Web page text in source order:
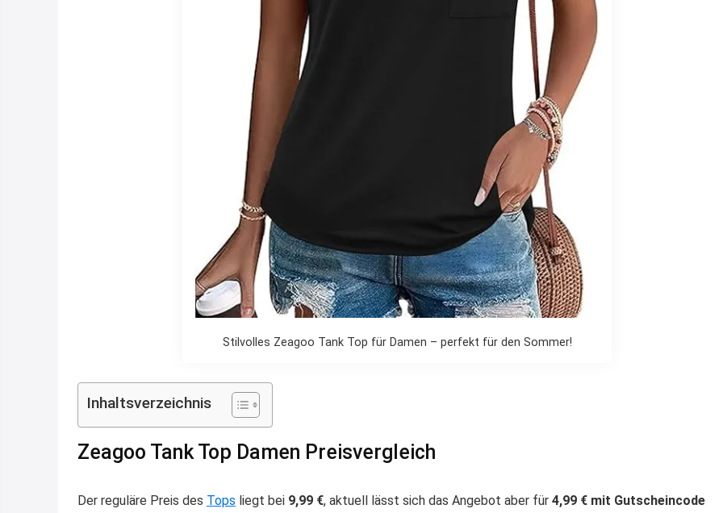
Stilvolles Zeagoo Tank Top für Damen – perfekt für den Sommer!
Inhaltsverzeichnis
Zeagoo Tank Top Damen Preisvergleich
Der reguläre Preis des Tops liegt bei 9,99 €, aktuell lässt sich das Angebot aber für 4,99 € mit Gutscheincode